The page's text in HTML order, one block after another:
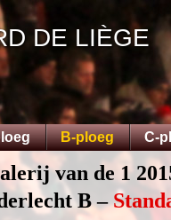
DE LIÈGE
B-ploeg C-
van de 1
B –